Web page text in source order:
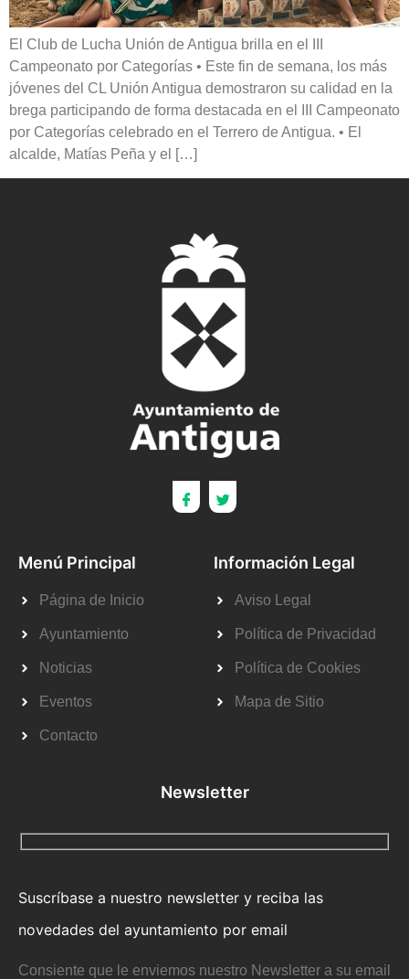
El Club de Lucha Unión de Antigua brilla en el III
Campeonato por Categorías • Este fin de semana, los más
jóvenes del CL Unión Antigua demostraron su calidad en la
brega participando de forma destacada en el III Campeonato
por Categorías celebrado en el Terrero de Antigua. • El
alcalde, Matías Peña y el […]
Menú Principal
Página de Inicio
Ayuntamiento
Noticias
Eventos
Contacto
Información Legal
Aviso Legal
Política de Privacidad
Política de Cookies
Mapa de Sitio
Newsletter
Suscríbase a nuestro newsletter y reciba las
novedades del ayuntamiento por email
Consiente que le enviemos nuestro Newsletter a su email